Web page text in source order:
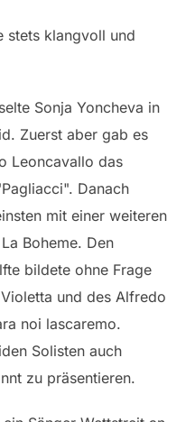
stets klangvoll und
Sonja Yoncheva in
Zuerst aber gab es
Leoncavallo das
Danach
mit einer weiteren
Boheme. Den
bildete ohne Frage
und des Alfredo
noi lascaremo.
Solisten auch
zu präsentieren.